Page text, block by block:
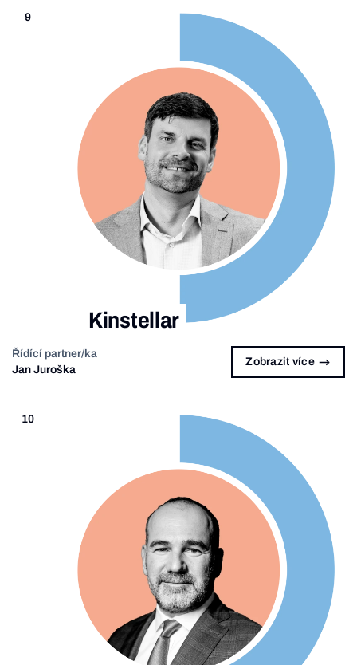
9
Kinstellar
Řídící partner/ka
Jan Juroška
Zobrazit více
10